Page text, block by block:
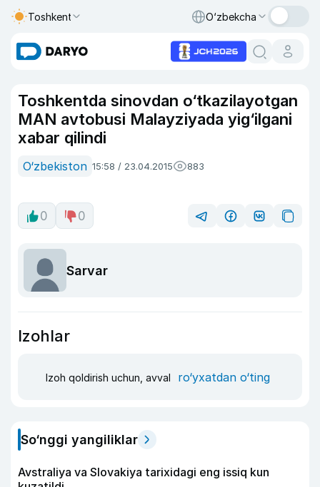
Toshkent O‘zbekcha
Toshkentda sinovdan o‘tkazilayotgan
MAN avtobusi Malayziyada yig‘ilgani
xabar qilindi
O‘zbekiston 15:58 / 23.04.2015 883
0 0
Sarvar
Izohlar
Izoh qoldirish uchun, avval ro‘yxatdan o‘ting
So‘nggi yangiliklar
Avstraliya va Slovakiya tarixidagi eng issiq kun